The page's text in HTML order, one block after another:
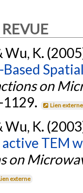
Wu, K.
on
1129. Lien externe
Wu, K.
active TEM
on
externe